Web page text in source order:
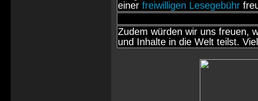
einer freiwilligen Lesegebühr
Zudem würden wir uns freuen,
und Inhalte in die Welt teilst.